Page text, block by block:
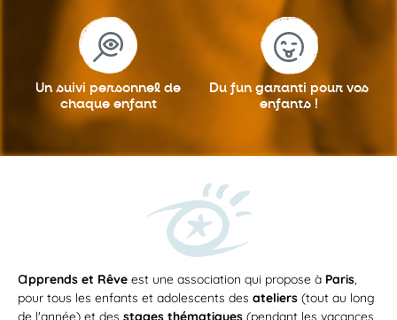
Un suivi personnel de
chaque enfant
Du fun garanti pour vos
enfants !
apprends et Rêve est une association qui propose à Paris,
pour tous les enfants et adolescents des ateliers (tout au long
de l'année) et des stages thématiques (pendant les vacances